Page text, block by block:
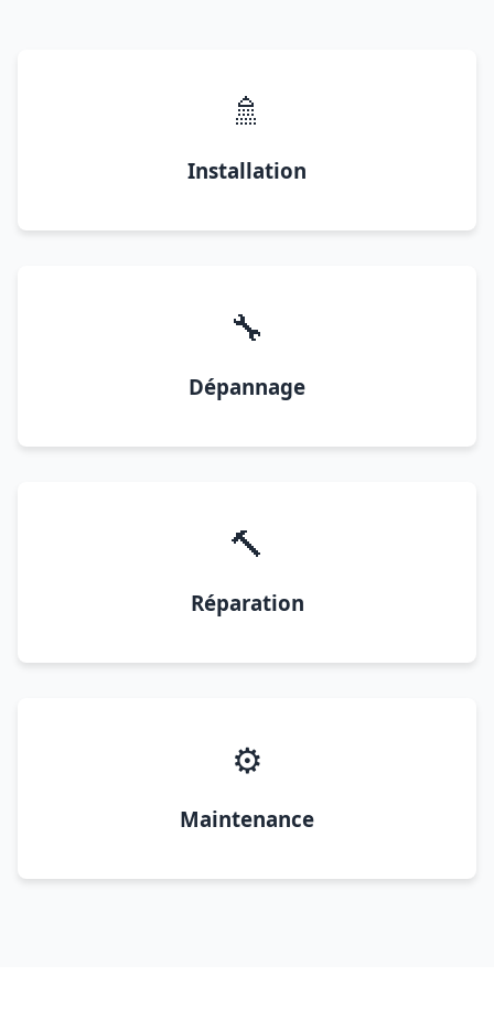
🚿
Installation
🔧
Dépannage
🔨
Réparation
⚙️
Maintenance